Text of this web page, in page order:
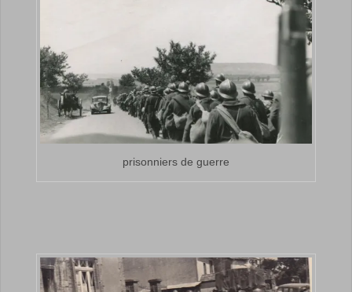
prisonniers de guerre